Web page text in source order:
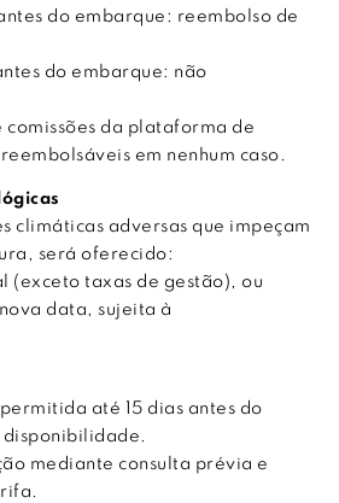
do embarque: reembolso de
do embarque: não
comissões da plataforma de
em nenhum caso.
climáticas adversas que impeçam
será oferecido:
(exceto taxas de gestão), ou
data, sujeita à
até 15 dias antes do
mediante consulta prévia e